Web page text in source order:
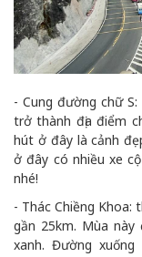
- Cung đường chữ
trở thành địa điểm
hút ở đây là cảnh
ở đây có nhiều xe
nhé!
- Thác Chiềng Khoa:
gần 25km. Mùa
xanh. Đường